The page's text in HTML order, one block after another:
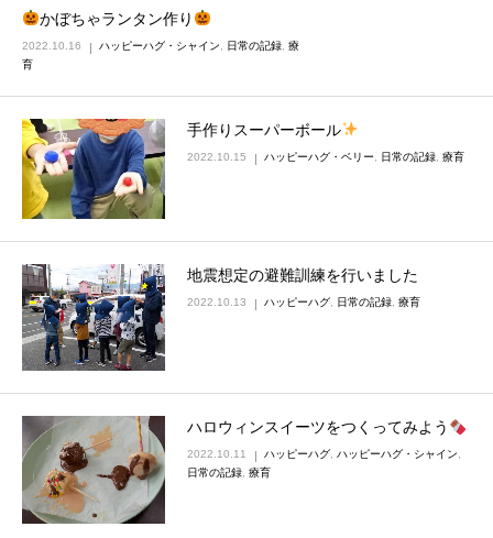
かぼちゃランタン作り
2022.10.16 ハッピーハグ・シャイン 日常の記録 療
育
手作りスーパーボール
2022.10.15 ハッピーハグ・ベリー 日常の記録 療育
地震想定の避難訓練を行いました
2022.10.13 ハッピーハグ 日常の記録 療育
ハロウィンスイーツをつくってみよう
2022.10.11 ハッピーハグ, ハッピーハグ・シャイン,
日常の記録, 療育